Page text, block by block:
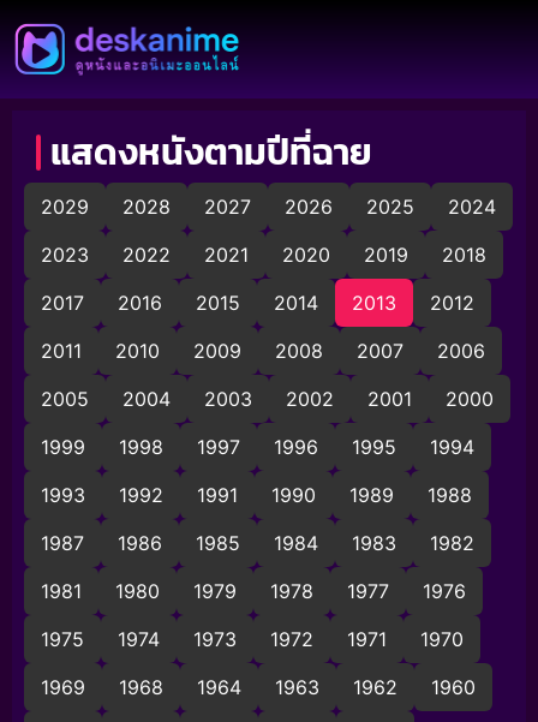
แสดงหนังตามปีที่ฉาย
2029 2028 2027 2026 2025
2024
2023
2022 2021 2020 2019
2018
2017
2016 2015 2014 2013
2012
2011
2010 2009 2008 2007
2006
2005
2004 2003 2002 2001
2000
1999
1998 1997 1996 1995
1994
1993
1992 1991 1990 1989
1988
1987
1986 1985 1984 1983
1982
1981
1980 1979 1978 1977
1976
1975
1974 1973 1972 1971
1970
1969
1968 1964 1963 1962
1960